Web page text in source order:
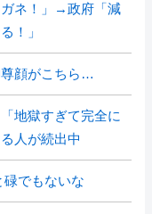
ネ！」→政府「減
！」
顔がこちら…
地獄すぎて完全に
人が続出中
碌でもないな